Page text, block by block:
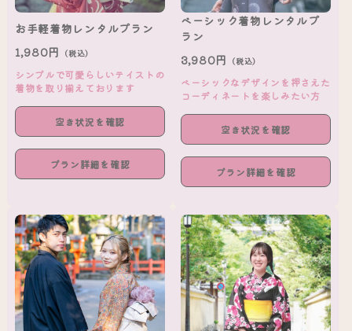
お手軽着物レンタルプラン
1,980円 （税込）
シンプルで可愛らしいテイストの
着物を取り揃えております
空き状況を確認
プラン詳細を確認
ベーシック着物レンタルプ
ラン
3,980円 （税込）
ベーシックなデザインを押さえた
コーディネートを楽しみたい方
空き状況を確認
プラン詳細を確認